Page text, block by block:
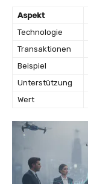
Aspekt
Technologie
Transaktionen
Beispiel
Unterstützung
Wert